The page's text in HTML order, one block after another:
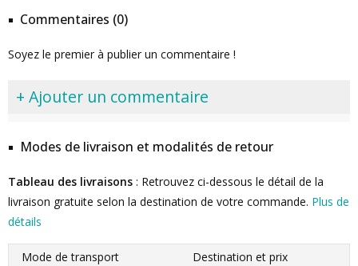
Commentaires (0)
Soyez le premier à publier un commentaire !
+ Ajouter un commentaire
Modes de livraison et modalités de retour
Tableau des livraisons : Retrouvez ci-dessous le détail de la
livraison gratuite selon la destination de votre commande. Plus de
détails
Mode de transport
Destination et prix